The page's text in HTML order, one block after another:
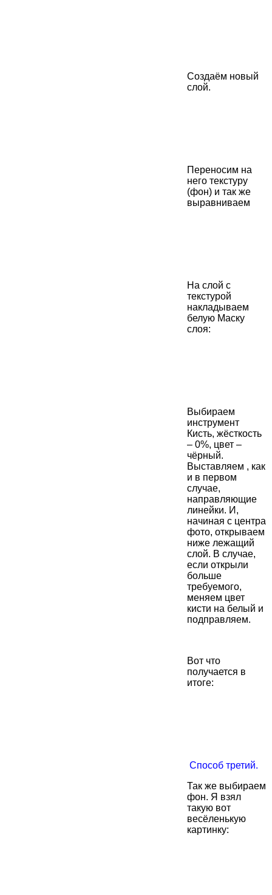
Создаём новый
слой.
Переносим на
него текстуру
(фон) и так же
выравниваем
На слой с
текстурой
накладываем
белую Маску
слоя:
Выбираем
инструмент
Кисть, жёсткость
– 0%, цвет –
чёрный.
Выставляем , как
и в первом
случае,
направляющие
линейки. И,
начиная с центра
фото, открываем
ниже лежащий
слой. В случае,
если открыли
больше
требуемого,
меняем цвет
кисти на белый и
подправляем.
Вот что
получается в
итоге:
Способ третий.
Так же выбираем
фон. Я взял
такую вот
весёленькую
картинку: